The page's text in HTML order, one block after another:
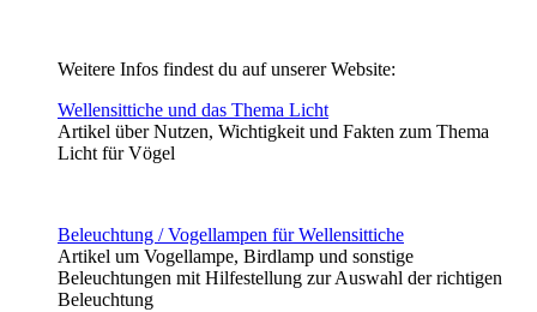
Weitere Infos findest du auf unserer Website:
Wellensittiche und das Thema Licht
Artikel über Nutzen, Wichtigkeit und Fakten zum Thema
Licht für Vögel
Beleuchtung / Vogellampen für Wellensittiche
Artikel um Vogellampe, Birdlamp und sonstige
Beleuchtungen mit Hilfestellung zur Auswahl der richtigen
Beleuchtung